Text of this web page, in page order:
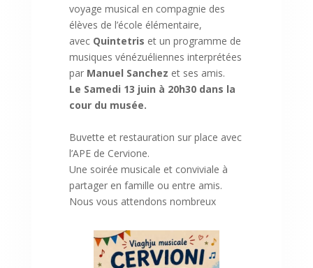
voyage musical en compagnie des
élèves de l’école élémentaire,
avec Quintetris et un programme de
musiques vénézuéliennes interprétées
par Manuel Sanchez et ses amis.
Le Samedi 13 juin à 20h30 dans la
cour du musée.
Buvette et restauration sur place avec
l’APE de Cervione.
Une soirée musicale et conviviale à
partager en famille ou entre amis.
Nous vous attendons nombreux